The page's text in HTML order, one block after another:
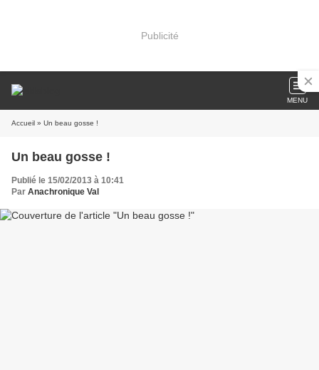
Publicité
MENU
Accueil » Un beau gosse !
Un beau gosse !
Publié le 15/02/2013 à 10:41
Par Anachronique Val